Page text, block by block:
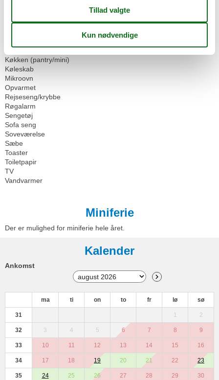
Hårtørrer
Køkken (pantry/mini)
Køleskab
Mikroovn
Opvarmet
Rejseseng/krybbe
Røgalarm
Sengetøj
Sofa seng
Soveværelse
Sæbe
Toaster
Toiletpapir
TV
Vandvarmer
Miniferie
Der er mulighed for miniferie hele året.
Kalender
Ankomst
ma ti on to fr lø sø
31 1 2
32 3 4 5 6 7 8 9
33 10 11 12 13 14 15 16
34 17 18 19 20 21 22 23
35 24 25 26 27 28 29 30